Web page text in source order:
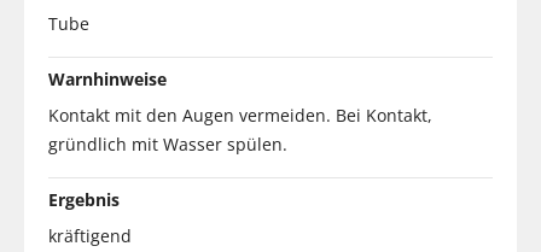
Tube
Warnhinweise
Kontakt mit den Augen vermeiden. Bei Kontakt,
gründlich mit Wasser spülen.
Ergebnis
kräftigend